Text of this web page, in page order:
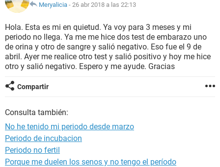
NUTRICIÓN
BIENESTAR
SEXUALIDAD
GLOSARIO
Meryalicia - 26 abr 2018 a las 22:13
Hola. Esta es mi en quietud. Ya voy para 3 meses y mi
periodo no llega. Ya me me hice dos test de embarazo uno
de orina y otro de sangre y salió negativo. Eso fue el 9 de
abril. Ayer me realice otro test y salió positivo y hoy me hice
otro y salió negativo. Espero y me ayude. Gracias
Compartir
Consulta también:
No he tenido mi periodo desde marzo
Periodo de incubacion
Periodo no fertil
Porque me duelen los senos y no tengo el período